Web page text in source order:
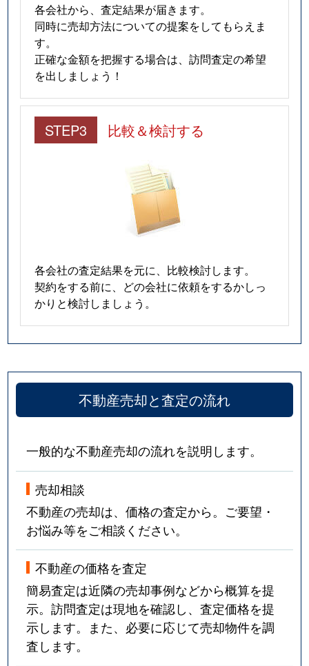
各会社から、査定結果が届きます。
同時に売却方法についての提案をしてもらえま
す。
正確な金額を把握する場合は、訪問査定の希望
を出しましょう！
STEP3 比較＆検討する
各会社の査定結果を元に、比較検討します。
契約をする前に、どの会社に依頼をするかしっ
かりと検討しましょう。
不動産売却と査定の流れ
一般的な不動産売却の流れを説明します。
売却相談
不動産の売却は、価格の査定から。ご要望・
お悩み等をご相談ください。
不動産の価格を査定
簡易査定は近隣の売却事例などから概算を提
示。訪問査定は現地を確認し、査定価格を提
示します。また、必要に応じて売却物件を調
査します。